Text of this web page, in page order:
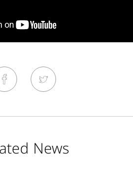
News